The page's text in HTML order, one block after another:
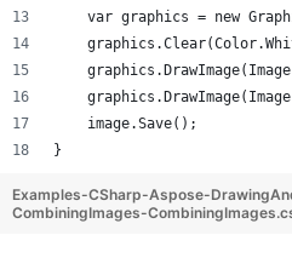
var graphics = new
    image.Save();
}
Examples-CSharp-Aspose-
CombiningImages-